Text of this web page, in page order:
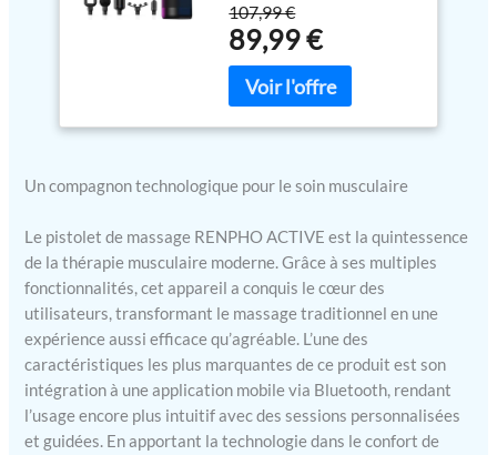
d'une tête
chauffante/refroidissante
avec 4 réglages de
température réglables
chaleur pour accélérer la
ou la fonction de froid
pour soulager efficacement
les tensions musculaires.
Pistolet de massage
intelligent avec cours de
formation - Connectez-
vous à l'application
RENPHO Health via
Bluetooth, vous pouvez
contrôler les niveaux de
107,99 €
89,99 €
Un compagnon technologique pour le soin musculaire
Le pistolet de massage RENPHO ACTIVE est la quintessence
de la thérapie musculaire moderne. Grâce à ses multiples
fonctionnalités, cet appareil a conquis le cœur des
utilisateurs, transformant le massage traditionnel en une
expérience aussi efficace qu’agréable. L’une des
caractéristiques les plus marquantes de ce produit est son
intégration à une application mobile via Bluetooth, rendant
l’usage encore plus intuitif avec des sessions personnalisées
et guidées. En apportant la technologie dans le confort de